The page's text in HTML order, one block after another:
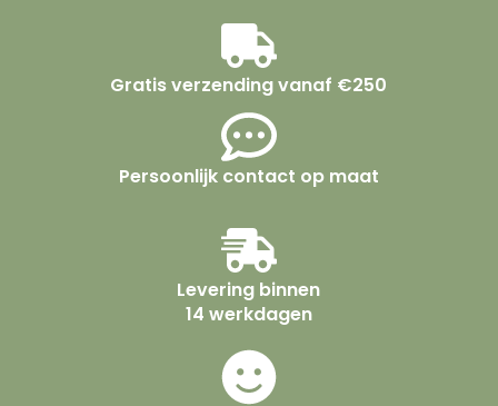
Gratis verzending vanaf €250
Persoonlijk contact op maat
Levering binnen
14 werkdagen